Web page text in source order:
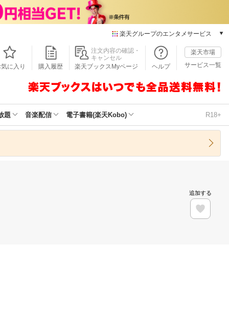
楽天グループのエンタメサービス
本/ゲーム/CD/DVD
楽天ブックス
楽天Kobo
楽天ミュージック
楽天TV
気に入り 購入履歴
注文内容の確認・
キャンセル
楽天ブックスMyページ
ヘルプ
楽天市場
サービス一覧
題 音楽配信 電子書籍(楽天Kobo) R18+
追加する